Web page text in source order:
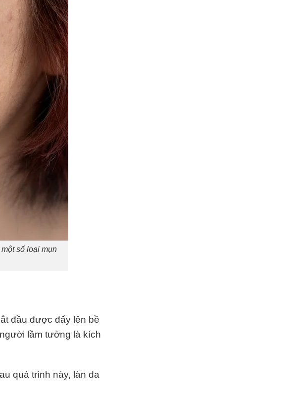
số loại mụn
đầu được đẩy lên bề
lầm tưởng là kích
quá trình này, làn da